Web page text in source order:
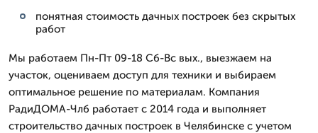
понятная стоимость дачных построек без скрытых
работ
Мы работаем Пн-Пт 09-18 Сб-Вс вых., выезжаем на
участок, оцениваем доступ для техники и выбираем
оптимальное решение по материалам. Компания
РадиДОМА-Члб работает с 2014 года и выполняет
строительство дачных построек в Челябинске с учетом